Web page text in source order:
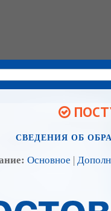
СВЕДЕНИЯ ОБ
Основное |